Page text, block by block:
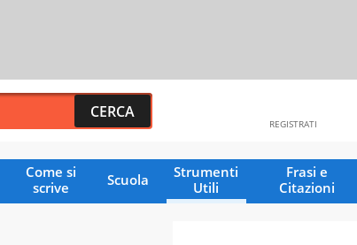
REGISTRATI
Come si
scrive
Scuola
Strumenti
Utili
Frasi e
Citazioni